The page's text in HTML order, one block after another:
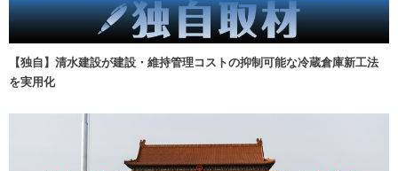
【独自】清水建設が建設・維持管理コストの抑制可能な冷蔵倉庫新工法
を実用化